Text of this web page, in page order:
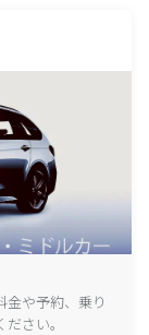
や予約、乗り
さい。